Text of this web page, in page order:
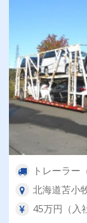
トレーラー
北海道苫小
45万円（入